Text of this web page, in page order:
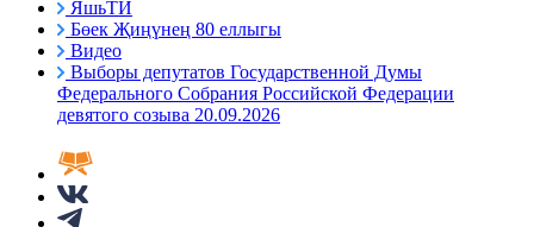
ЯшьТИ
Бөек Җиңүнең 80 еллыгы
Видео
Выборы депутатов Государственной Думы
Федерального Собрания Российской Федерации
девятого созыва 20.09.2026